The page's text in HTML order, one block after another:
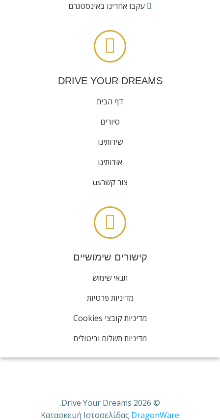
למידע נוסף על נוהלי הפרטיות שלנו או אם יש לך שאלות כלשהן, אנא
contact@driveyourdreams.gr.
עקבו אחרינו באינסטגרם
DRIVE YOUR DREAMS
דף הבית
סיורים
שירותינו
אודותינו
צור קשרus
קישורים שימושיים
תנאי שימוש
מדיניות פרטיות
מדיניות קובצי Cookies
מדיניות תשלום וביטולים
© 2026 Drive Your Dreams.
Κατασκευή Ιστοσελίδας DragonWare